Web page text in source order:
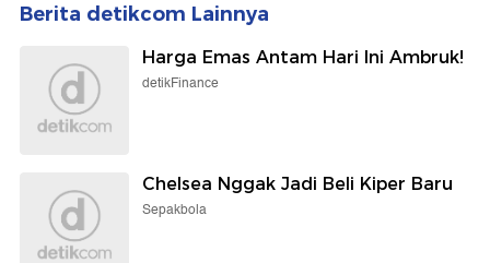
Berita detikcom Lainnya
Harga Emas Antam Hari Ini Ambruk!
detikFinance
Chelsea Nggak Jadi Beli Kiper Baru
Sepakbola